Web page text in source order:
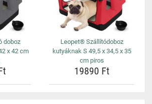
doboz
x 42 cm
Leopet® Szállítódoboz
kutyáknak S 49,5 x 34,5 x 35
cm piros
19890 Ft